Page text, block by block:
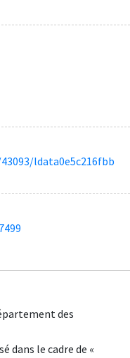
ldata0e5c216fbb
des
dans le cadre de «